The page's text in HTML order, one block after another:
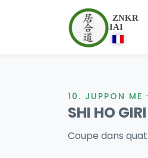
ZNKR
IAI
10. JUPPON ME
SHI HO GIRI
Coupe dans